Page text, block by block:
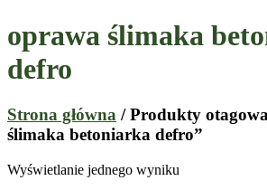
oprawa ślimaka
defro
Strona główna / Produkty
ślimaka betoniarka defro”
Wyświetlanie jednego wyniku